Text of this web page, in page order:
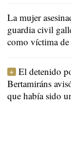
La mujer
guardia civil
como víctima
El detenido
Bertamiráns
que había sido